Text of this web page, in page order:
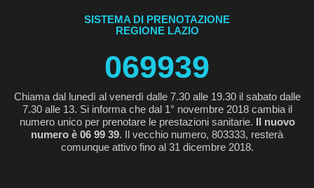
SISTEMA DI PRENOTAZIONE
REGIONE LAZIO
069939
Chiama dal lunedì al venerdì dalle 7.30 alle 19.30 il sabato dalle
7.30 alle 13. Si informa che dal 1° novembre 2018 cambia il
numero unico per prenotare le prestazioni sanitarie. Il nuovo
numero è 06 99 39. Il vecchio numero, 803333, resterà
comunque attivo fino al 31 dicembre 2018.